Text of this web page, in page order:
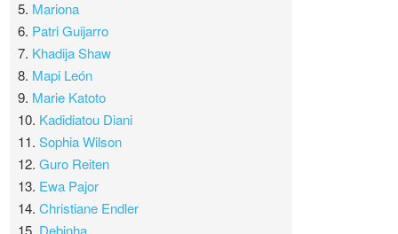
5. Mariona
6. Patri Guijarro
7. Khadija Shaw
8. Mapi León
9. Marie Katoto
10. Kadidiatou Diani
11.Sophia Wilson
12.Guro Reiten
13. Ewa Pajor
14.Christiane Endler
15. Debinha